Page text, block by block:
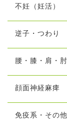
不妊（妊活）
逆子・つわり
腰・膝・肩・
顔面神経麻痺
免疫系・その